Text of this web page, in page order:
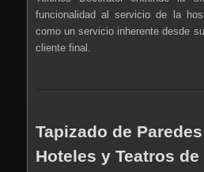
funcionalidad al servicio de la
como un servicio inherente desde
cliente final.
Tapizado de
Hoteles y Teatros de